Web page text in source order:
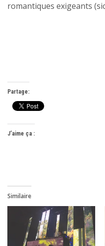
romantiques exigeants
Partage:
J’aime ça :
Similaire